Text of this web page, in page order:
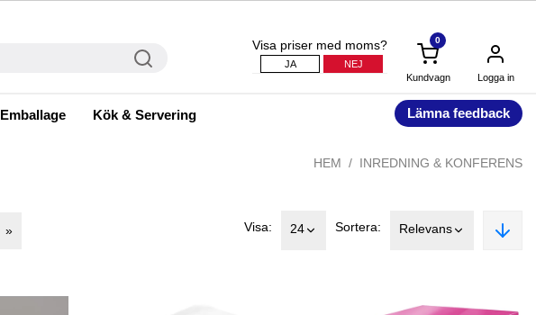
Visa priser med moms?
JA NEJ
0
Kundvagn Logga in
Emballage Kök & Servering Lämna feedback
HEM INREDNING & KONFERENS
» Visa: 24 Sortera: Relevans